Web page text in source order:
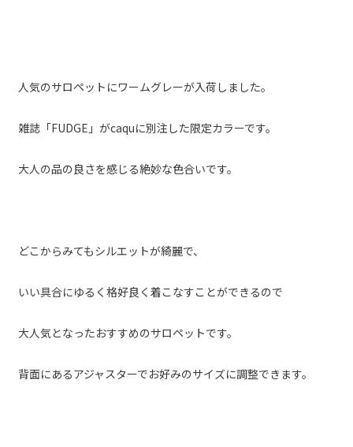
人気のサロペットにワームグレーが入荷しました。
雑誌「FUDGE」がcaquに別注した限定カラーです。
大人の品の良さを感じる絶妙な色合いです。
どこからみてもシルエットが綺麗で、
いい具合にゆるく格好良く着こなすことができるので
大人気となったおすすめのサロペットです。
背面にあるアジャスターでお好みのサイズに調整できます。